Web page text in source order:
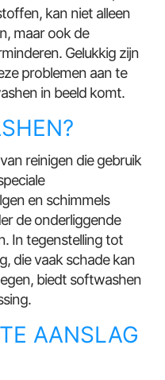
kan niet alleen
maar ook de
Gelukkig zijn
problemen aan te
in beeld komt.
reinigen die gebruik
en schimmels
de onderliggende
In tegenstelling tot
die vaak schade kan
biedt softwashen
AANSLAG